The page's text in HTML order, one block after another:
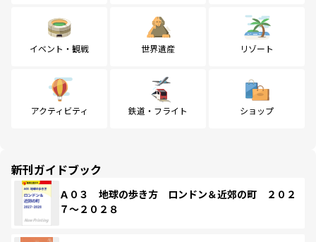
イベント・観戦 世界遺産 リゾート
アクティビティ 鉄道・フライト ショップ
新刊ガイドブック
Ａ０３ 地球の歩き方 ロンドン＆近郊の町 ２０２
７～２０２８